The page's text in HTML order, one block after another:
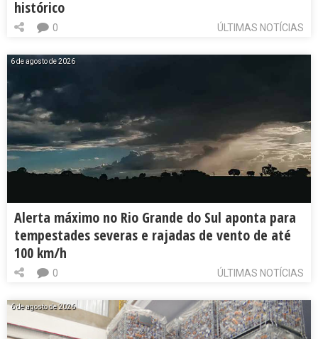
histórico
ÚLTIMAS NOTÍCIAS
0
6 de agosto de 2026
Alerta máximo no Rio Grande do Sul aponta para
tempestades severas e rajadas de vento de até
100 km/h
ÚLTIMAS NOTÍCIAS
0
6 de agosto de 2026